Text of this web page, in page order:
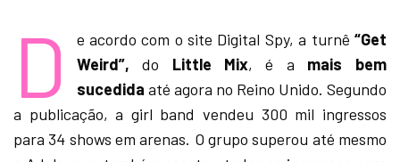
D e acordo com o site Digital Spy, a turnê “Get
Weird”, do Little Mix, é a mais bem
sucedida até agora no Reino Unido. Segundo
a publicação, a girl band vendeu 300 mil ingressos
para 34 shows em arenas. O grupo superou até mesmo